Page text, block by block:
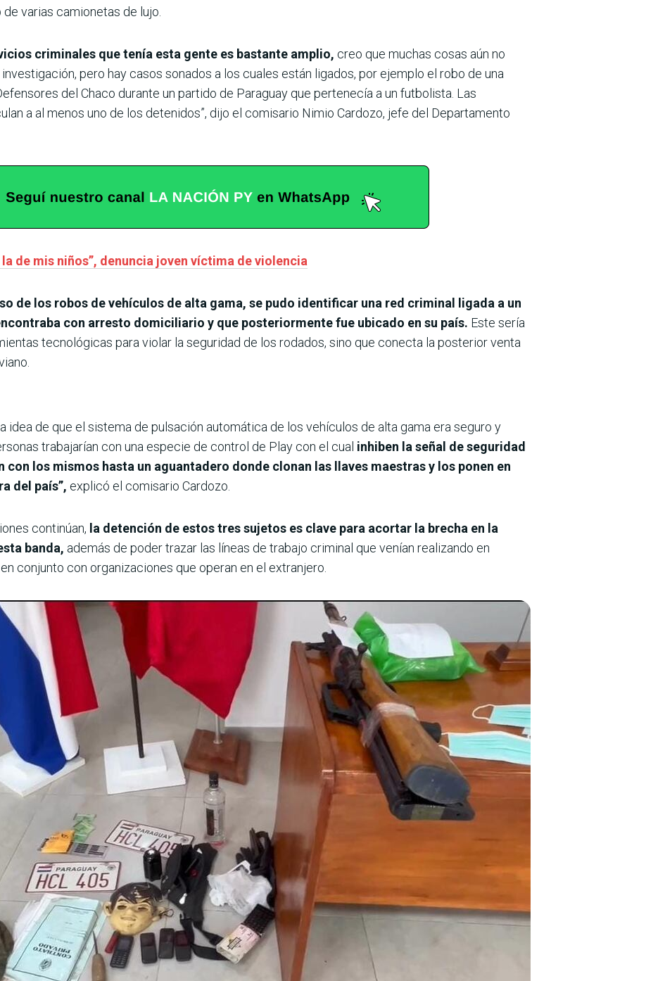
varias camionetas de lujo.
criminales que tenía esta gente es bastante amplio, creo que muchas cosas aún no
pero hay casos sonados a los cuales están ligados, por ejemplo el robo de una
del Chaco durante un partido de Paraguay que pertenecía a un futbolista. Las
a al menos uno de los detenidos”, dijo el comisario Nimio Cardozo, jefe del Departamento
de mis niños”, denuncia joven víctima de violencia
de los robos de vehículos de alta gama, se pudo identificar una red criminal ligada a un
con arresto domiciliario y que posteriormente fue ubicado en su país. Este sería
tecnológicas para violar la seguridad de los rodados, sino que conecta la posterior venta
idea de que el sistema de pulsación automática de los vehículos de alta gama era seguro y
trabajarían con una especie de control de Play con el cual inhiben la señal de seguridad
con los mismos hasta un aguantadero donde clonan las llaves maestras y los ponen en
del país”, explicó el comisario Cardozo.
continúan, la detención de estos tres sujetos es clave para acortar la brecha en la
banda, además de poder trazar las líneas de trabajo criminal que venían realizando en
conjunto con organizaciones que operan en el extranjero.